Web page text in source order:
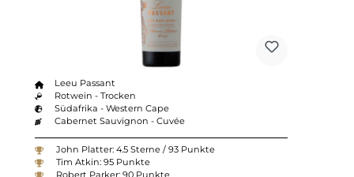
Leeu Passant
Rotwein - Trocken
Südafrika - Western Cape
Cabernet Sauvignon - Cuvée
John Platter: 4.5 Sterne / 93 Punkte
Tim Atkin: 95 Punkte
Robert Parker: 90 Punkte